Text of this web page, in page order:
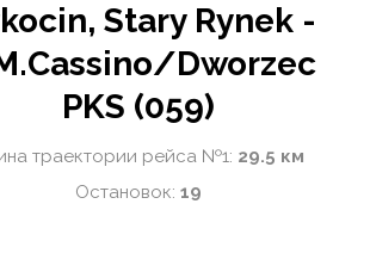
Stary Rynek -
Dworzec
PKS (059)
траектории рейса №1: 29.5 км
Остановок: 19